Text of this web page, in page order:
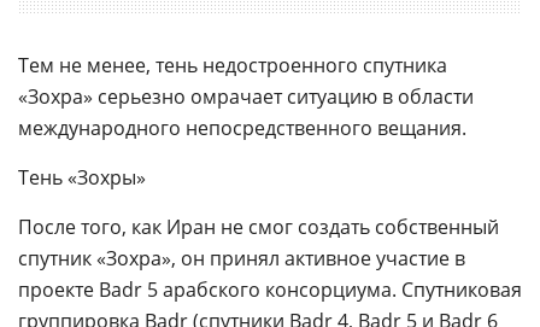
Тем не менее, тень недостроенного спутника
«Зохра» серьезно омрачает ситуацию в области
международного непосредственного вещания.
Тень «Зохры»
После того, как Иран не смог создать собственный
спутник «Зохра», он принял активное участие в
проекте Badr 5 арабского консорциума. Спутниковая
группировка Badr (спутники Badr 4, Badr 5 и Badr 6